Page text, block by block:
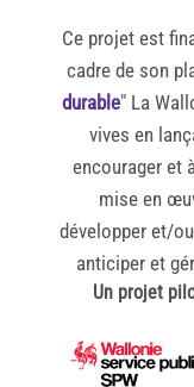
Ce projet est
cadre de son
durable" La
vives en
encourager et
mise en
développer et/
anticiper et
Un projet